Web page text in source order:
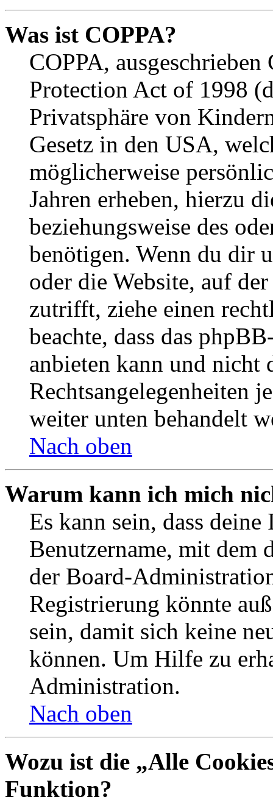
Was ist COPPA?
COPPA,
Protection Act of 1998
Privatsphäre von
Gesetz in den USA,
möglicherweise
Jahren erheben, hierzu
beziehungsweise des
benötigen. Wenn du dir
oder die Website, auf
zutrifft, ziehe einen
beachte, dass das
anbieten kann und nicht
Rechtsangelegenheiten
weiter unten behandelt
Nach oben
Warum kann ich mich
Es kann sein, dass
Benutzername, mit dem
der Board-
Registrierung könnte
sein, damit sich keine
können. Um Hilfe zu
Administration.
Nach oben
Wozu ist die „Alle
Funktion?